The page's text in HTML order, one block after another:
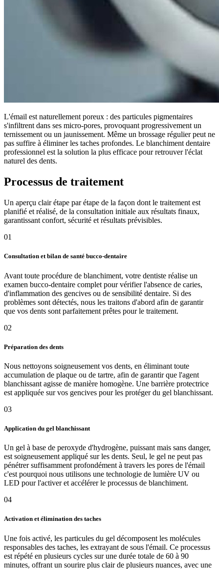
L'émail est naturellement poreux : des particules pigmentaires
s'infiltrent dans ses micro-pores, provoquant progressivement un
ternissement ou un jaunissement. Même un brossage régulier peut ne
pas suffire à éliminer les taches profondes. Le blanchiment dentaire
professionnel est la solution la plus efficace pour retrouver l'éclat
naturel des dents.
Processus de traitement
Un aperçu clair étape par étape de la façon dont le traitement est
planifié et réalisé, de la consultation initiale aux résultats finaux,
garantissant confort, sécurité et résultats prévisibles.
01
Consultation et bilan de santé bucco-dentaire
Avant toute procédure de blanchiment, votre dentiste réalise un
examen bucco-dentaire complet pour vérifier l'absence de caries,
d'inflammation des gencives ou de sensibilité dentaire. Si des
problèmes sont détectés, nous les traitons d'abord afin de garantir
que vos dents sont parfaitement prêtes pour le traitement.
02
Préparation des dents
Nous nettoyons soigneusement vos dents, en éliminant toute
accumulation de plaque ou de tartre, afin de garantir que l'agent
blanchissant agisse de manière homogène. Une barrière protectrice
est appliquée sur vos gencives pour les protéger du gel blanchissant.
03
Application du gel blanchissant
Un gel à base de peroxyde d'hydrogène, puissant mais sans danger,
est soigneusement appliqué sur les dents. Seul, le gel ne peut pas
pénétrer suffisamment profondément à travers les pores de l'émail
c'est pourquoi nous utilisons une technologie de lumière UV ou
LED pour l'activer et accélérer le processus de blanchiment.
04
Activation et élimination des taches
Une fois activé, les particules du gel décomposent les molécules
responsables des taches, les extrayant de sous l'émail. Ce processus
est répété en plusieurs cycles sur une durée totale de 60 à 90
minutes, offrant un sourire plus clair de plusieurs nuances, avec une